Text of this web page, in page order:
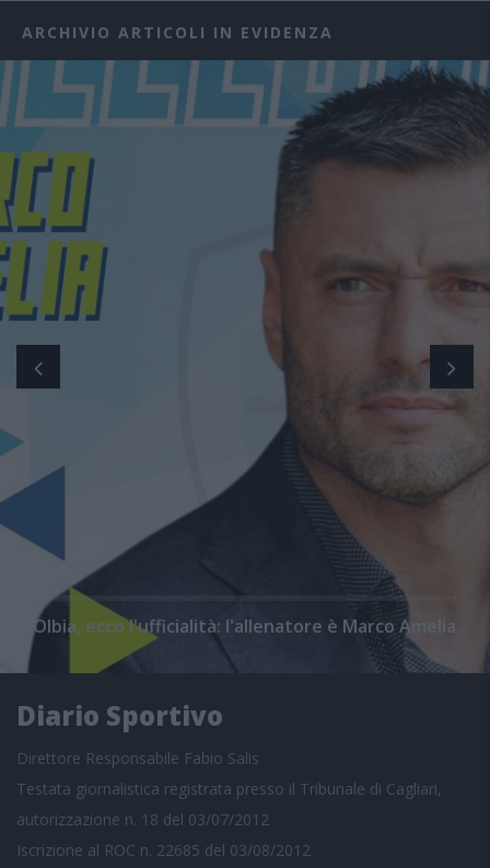
ARCHIVIO ARTICOLI IN EVIDENZA
Olbia, ecco l'ufficialità: l'allenatore è Marco Amelia
Diario Sportivo
Direttore Responsabile Fabio Salis
Testata giornalistica registrata presso il Tribunale di Cagliari,
autorizzazione n. 18 del 03/07/2012
Iscrizione al ROC n. 22685 del 03/08/2012